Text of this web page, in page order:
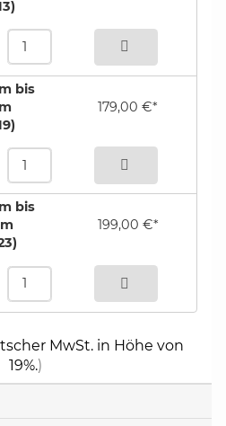
die von Ihnen
Ihren Vorstellungen
Ihnen bei einer Bestellung
immer kostenlos ein
damit Sie die Farben
begutachten
gerne für Sie
in Sondermaßen für Sie
Sie die Lieferzeit
für
bis
179,00 €*
bis
199,00 €*
MwSt. in Höhe von
19%.)